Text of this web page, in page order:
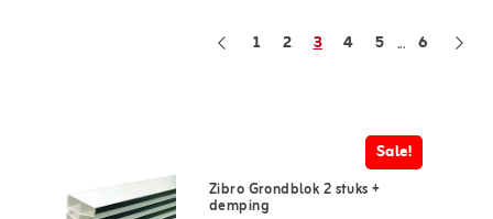
1 2 3 4 5 ... 6
Sale!
Zibro Grondblok 2 stuks +
demping